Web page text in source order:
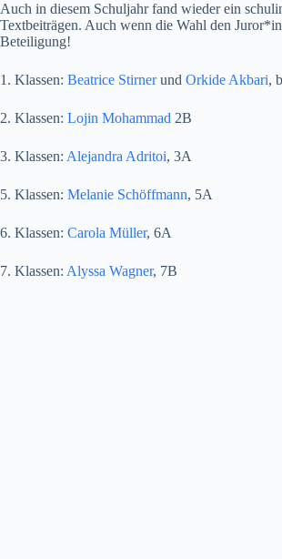
Auch in diesem Schuljahr fand wieder ein
Textbeiträgen. Auch wenn die Wahl den
Beteiligung!
1. Klassen: Beatrice Stirnerund Orkide Akbari,
2. Klassen: Lojin Mohammad 2B
3. Klassen: Alejandra Adritoi, 3A
5. Klassen: Melanie Schöffmann, 5A
6. Klassen: Carola Müller, 6A
7. Klassen: Alyssa Wagner, 7B